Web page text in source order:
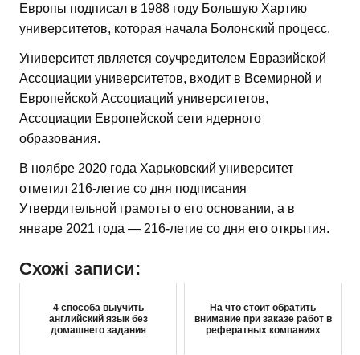
Европы подписал в 1988 году Большую Хартию
университетов, которая начала Болонский процесс.
Университет является соучредителем Евразийской
Ассоциации университетов, входит в Всемирной и
Европейской Ассоциаций университетов,
Ассоциации Европейской сети ядерного
образования.
В ноябре 2020 года Харьковский университет
отметил 216-летие со дня подписания
Утвердительной грамоты о его основании, а в
январе 2021 года — 216-летие со дня его открытия.
Схожі записи:
4 способа выучить
английский язык без
домашнего задания
На что стоит обратить
внимание при заказе работ в
рефератных компаниях